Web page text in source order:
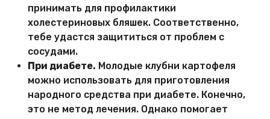
принимать для профилактики
холестериновых бляшек. Соответственно,
тебе удастся защититься от проблем с
сосудами.
При диабете. Молодые клубни картофеля
можно использовать для приготовления
народного средства при диабете. Конечно,
это не метод лечения. Однако помогает